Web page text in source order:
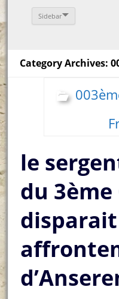
Sidebar
Category Archives:
le
du 3ème